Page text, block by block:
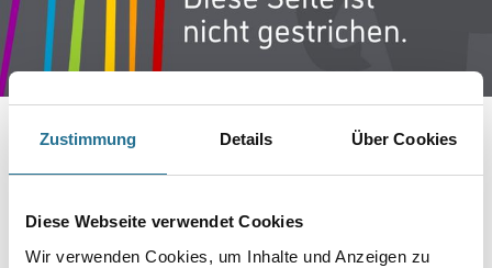
Zustimmung Details Über Cookies
Diese Webseite verwendet Cookies
Wir verwenden Cookies, um Inhalte und Anzeigen zu
EIN KLEINER ZWISCHENFALL
IST AUFGETRETEN